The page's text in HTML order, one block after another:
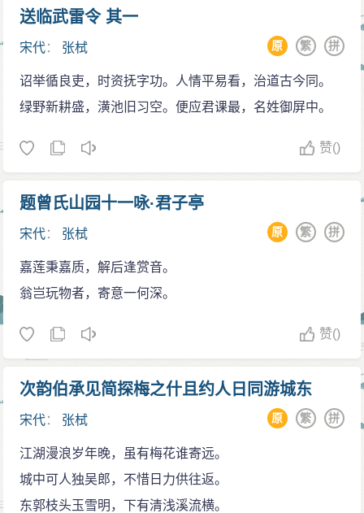
送临武雷令 其一
宋代： 张栻 拼
繁
原
诏举循良吏，时资抚字功。人情平易看，治道古今同。
绿野新耕盛，潢池旧习空。便应君课最，名姓御屏中。
赞()
题曾氏山园十一咏·君子亭
宋代： 张栻 拼
繁
原
嘉莲秉嘉质，解后逢赏音。
翁岂玩物者，寄意一何深。
赞()
次韵伯承见简探梅之什且约人日同游城东
宋代： 张栻 拼
繁
原
江湖漫浪岁年晚，虽有梅花谁寄远。
城中可人独吴郎，不惜日力供往返。
东郭枝头玉雪明，下有清浅溪流横。